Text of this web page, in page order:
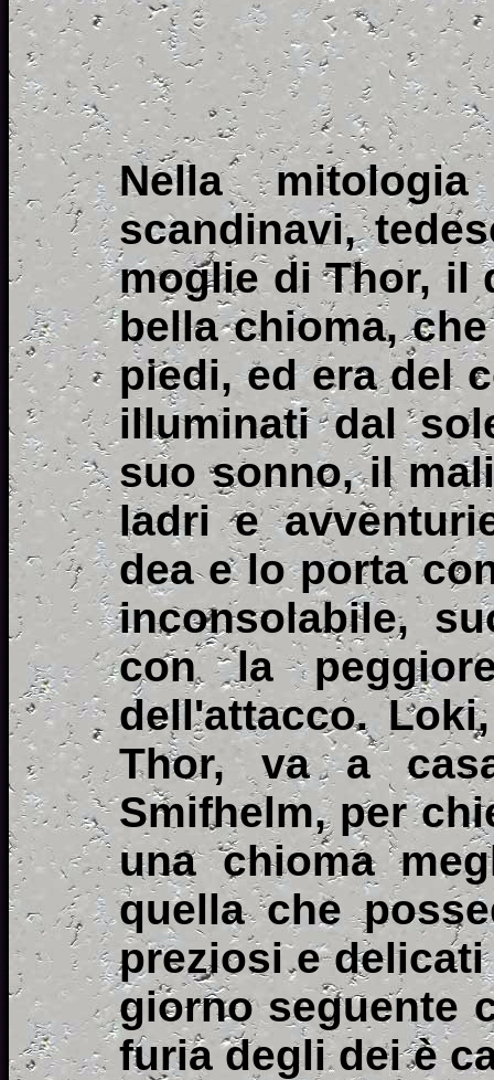
Nella
scandinavi,
moglie di Thor, il
bella chioma,
piedi, ed era del
illuminati dal
suo sonno, il
ladri e
dea e lo porta
inconsolabile,
con la
dell'attacco.
Thor, va a
Smifhelm, per
una chioma
quella che
preziosi e
giorno seguente
furia degli dei è